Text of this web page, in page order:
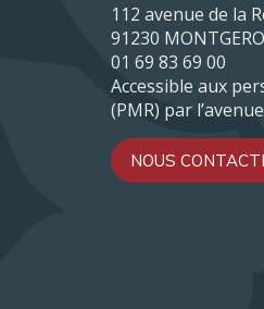
112 avenue de la
91230
01 69 83 69 00
Accessible aux
(PMR) par
NOUS